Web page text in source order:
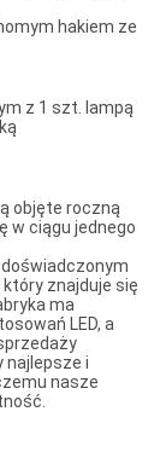
hakiem ze
z 1 szt. lampą
objęte roczną
w ciągu jednego
doświadczonym
znajduje się
ma
LED, a
najlepsze i
nasze